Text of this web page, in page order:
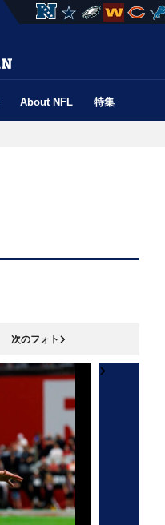
About NFL 特集
次のフォト